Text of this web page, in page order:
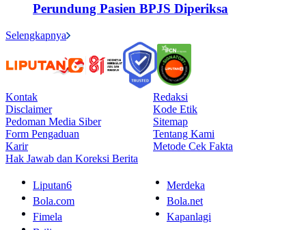
Perundung Pasien BPJS Diperiksa
Selengkapnya
Kontak
Redaksi
Disclaimer
Kode Etik
Pedoman Media Siber
Sitemap
Form Pengaduan
Tentang Kami
Karir
Metode Cek Fakta
Hak Jawab dan Koreksi Berita
Liputan6
Merdeka
Bola.com
Bola.net
Fimela
Kapanlagi